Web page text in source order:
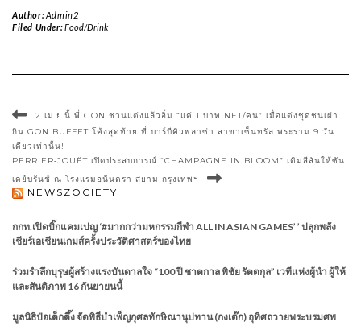
Author:Admin2
Filed Under:Food/Drink
2 เม.ย.นี้ พี่ GON ชวนแต่งแล้วอิ่ม “แค่ 1 บาท NET/คน” เมื่อแต่งชุดชนเผ่า
กิน GON BUFFET โค้งสุดท้าย ที่ บาร์บีคิวพลาซ่า สาขาเซ็นทรัล พระราม 9 วัน
เดียวเท่านั้น!
PERRIER‑JOUËT เปิดประสบการณ์ “CHAMPAGNE IN BLOOM” เติมสีสันให้ซัน
เดย์บรันช์ ณ โรงแรมอนันตรา สยาม กรุงเทพฯ
NEWSZOCIETY
กกท.เปิดบิ๊กแคมเปญ ‘#มากกว่ามหกรรมกีฬา ALL IN ASIAN GAMES’ ’ ปลุกพลัง
เชียร์เอเชียนเกมส์ครั้งประวัติศาสตร์ของไทย
ร่วมรำลึกบุรุษผู้สร้างแรงบันดาลใจ “100 ปี ชาตกาล พิชัย รัตตกุล” เวทีแห่งผู้นำ ผู้ให้
และสันติภาพ 16 กันยายนนี้
มูลนิธิป่อเต็กตึ๊ง จัดพิธีบำเพ็ญกุศลทักษิณานุปทาน (กงเต๊ก) อุทิศถวายพระบรมศพ